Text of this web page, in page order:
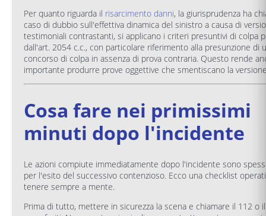
Per quanto riguarda il risarcimento danni, la giurisprudenza ha
caso di dubbio sull'effettiva dinamica del sinistro a causa di
testimoniali contrastanti, si applicano i criteri presuntivi di colpa
dall'art. 2054 c.c., con particolare riferimento alla presunzione di
concorso di colpa in assenza di prova contraria. Questo rende
importante produrre prove oggettive che smentiscano la
Cosa fare nei primissimi
minuti dopo l'incidente
Le azioni compiute immediatamente dopo l'incidente sono
per l'esito del successivo contenzioso. Ecco una checklist
tenere sempre a mente.
Prima di tutto, mettere in sicurezza la scena e chiamare il 112 o